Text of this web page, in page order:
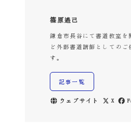
篠原遙己
鎌倉市長谷にて書道教室を
ど外部書道講師としての
す。
記事一覧
ウェブサイト X